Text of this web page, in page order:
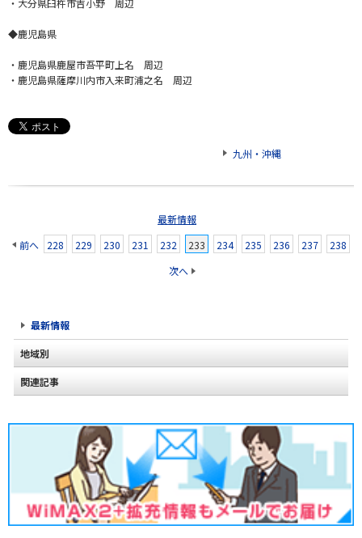
・大分県臼杵市吉小野 周辺
◆鹿児島県
・鹿児島県鹿屋市吾平町上名 周辺
・鹿児島県薩摩川内市入来町浦之名 周辺
九州・沖縄
最新情報
前へ
228 229 230 231 232 233 234 235 236 237
238
次へ
最新情報
地域別
北海道
甲信越
北陸
関連記事
2020年1月(2)
2019年12月(2)
2019年11月(2)
2019年10月(1)